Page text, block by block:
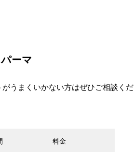
ーマ
うまくいかない方はぜひご相談くだ
料金